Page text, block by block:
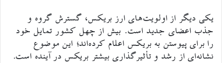
یکی دیگر از اولویت‌های ارز بریکس، گسترش گروه و
جذب اعضای جدید است. بیش از چهل کشور تمایل خود
را برای پیوستن به بریکس اعلام کرده‌اند؛ این موضوع
نشانه‌ای از رشد و تأثیرگذاری بیشتر بریکس در آینده است.